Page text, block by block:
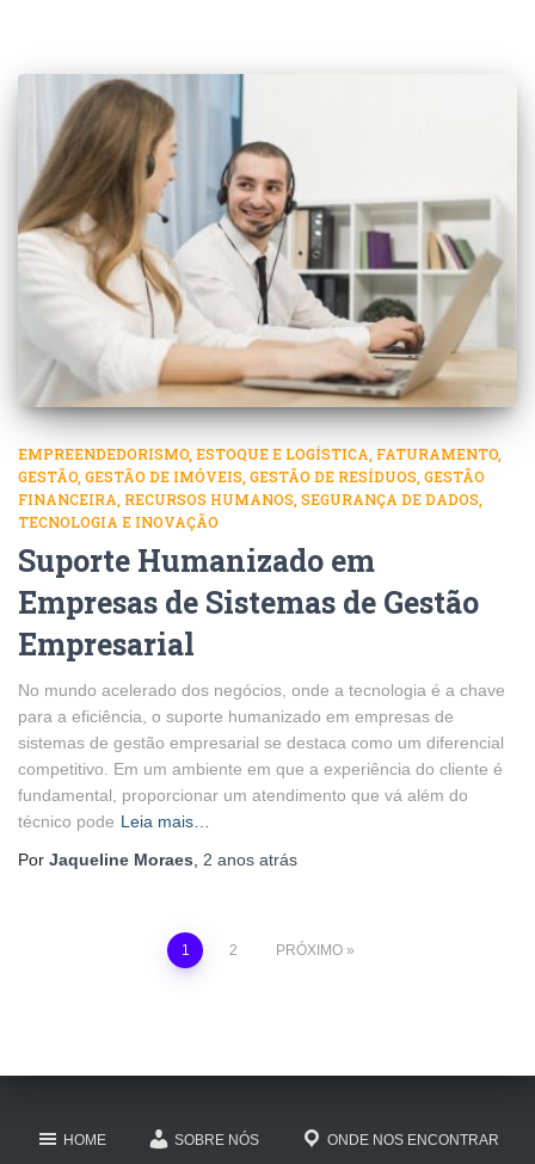
EMPREENDEDORISMO ESTOQUE E LOGÍSTICA FATURAMENTO
GESTÃO GESTÃO DE IMÓVEIS GESTÃO DE RESÍDUOS GESTÃO
FINANCEIRA RECURSOS HUMANOS SEGURANÇA DE DADOS
TECNOLOGIA E INOVAÇÃO
Suporte Humanizado em
Empresas de Sistemas de Gestão
Empresarial
No mundo acelerado dos negócios, onde a tecnologia é a chave
para a eficiência, o suporte humanizado em empresas de
sistemas de gestão empresarial se destaca como um diferencial
competitivo. Em um ambiente em que a experiência do cliente é
fundamental, proporcionar um atendimento que vá além do
técnico pode Leia mais…
Por Jaqueline Moraes 2 anos atrás
Paginação
posts
1 2 PRÓXIMO
HOME SOBRE NÓS ONDE NOS ENCONTRAR